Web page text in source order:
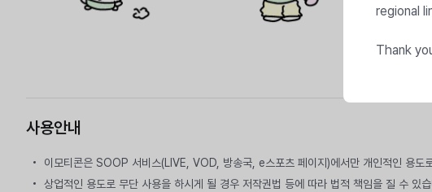
사용안내
이모티콘은 SOOP 서비스(LIVE, VOD, 방송국, e스포츠 페이지)에서만 개인적인 용도
상업적인 용도로 무단 사용을 하시게 될 경우 저작권법 등에 따라 법적 책임을 질 수 있
regional
Thank